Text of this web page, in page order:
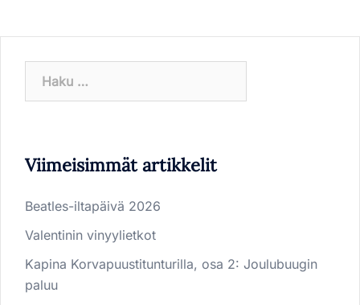
Viimeisimmät artikkelit
Beatles-iltapäivä 2026
Valentinin vinyylietkot
Kapina Korvapuustitunturilla, osa 2: Joulubuugin
paluu